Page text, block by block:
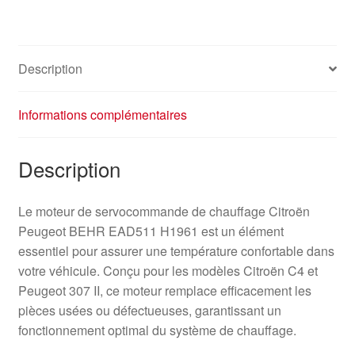
Description
Informations complémentaires
Description
Le moteur de servocommande de chauffage Citroën
Peugeot BEHR EAD511 H1961 est un élément
essentiel pour assurer une température confortable dans
votre véhicule. Conçu pour les modèles Citroën C4 et
Peugeot 307 II, ce moteur remplace efficacement les
pièces usées ou défectueuses, garantissant un
fonctionnement optimal du système de chauffage.